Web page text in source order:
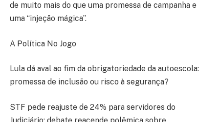
de muito mais do que uma promessa de campanha e
uma “injeção mágica”.
A Política No Jogo
Lula dá aval ao fim da obrigatoriedade da autoescola:
promessa de inclusão ou risco à segurança?
STF pede reajuste de 24% para servidores do